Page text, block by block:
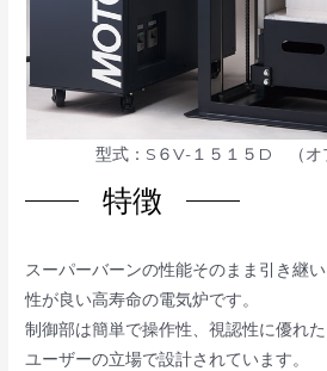
型式：S６V-１５１５D （オ
特徴
スーパーバーンの性能そのまま引き継
性が良い高寿命の電気炉です。
制御部は簡単で操作性、視認性に優れ
ユーザーの立場で設計されています。